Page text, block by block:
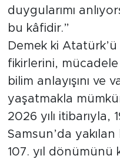
duygularımı
bu kâfidir.”
Demek ki
fikirlerini, mücadele
bilim anlayışını ve
yaşatmakla
2026 yılı itibarıyla,
Samsun’da yakılan
107. yıl dönümünü